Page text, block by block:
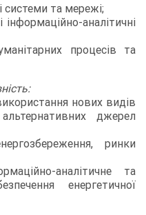
системи та мережі;
інформаційно-аналітичні
процесів та
нових видів
джерел
ринки
аналітичне та
енергетичної